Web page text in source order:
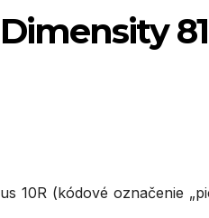
10R (kódové označenie